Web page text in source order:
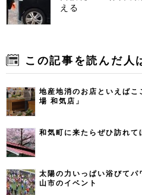
える
この記事を読んだ人
地産地消のお店といえばこ
場 和気店」
和気町に来たらぜひ訪れて
太陽の力いっぱい浴びてパ
山市のイベント